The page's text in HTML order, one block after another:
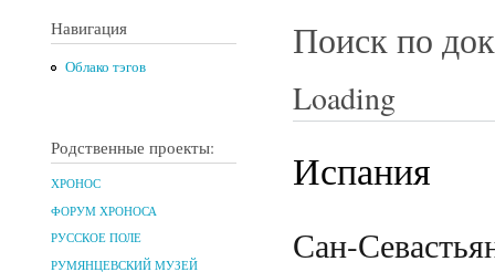
Навигация
Облако тэгов
Родственные проекты:
ХРОНОС
ФОРУМ ХРОНОСА
РУССКОЕ ПОЛЕ
РУМЯНЦЕВСКИЙ МУЗЕЙ
Поиск по
Loading
Испания
Сан-